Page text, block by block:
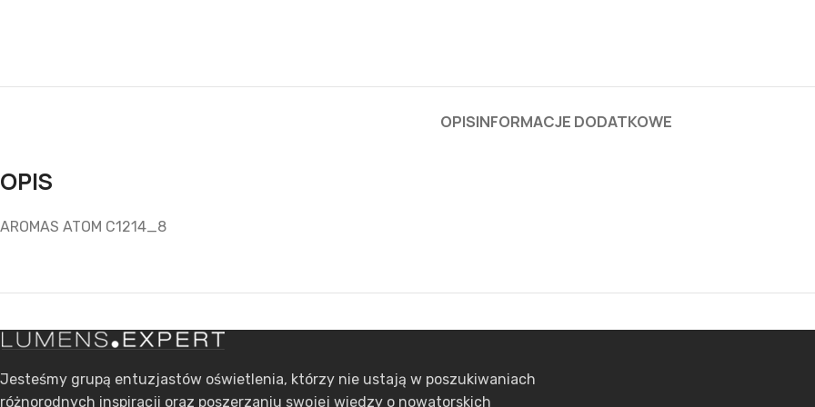
OPISINFORMACJE DODATKOWE
OPIS
AROMAS ATOM C1214_8
Jesteśmy grupą entuzjastów oświetlenia, którzy nie ustają w poszukiwaniach
różnorodnych inspiracji oraz poszerzaniu swojej wiedzy o nowatorskich